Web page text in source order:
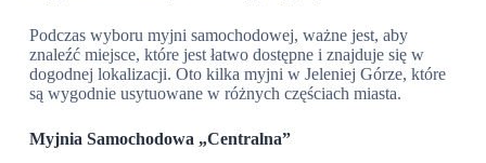
Podczas wyboru myjni samochodowej, ważne jest, aby
znaleźć miejsce, które jest łatwo dostępne i znajduje się w
dogodnej lokalizacji. Oto kilka myjni w Jeleniej Górze, które
są wygodnie usytuowane w różnych częściach miasta.
Myjnia Samochodowa „Centralna”